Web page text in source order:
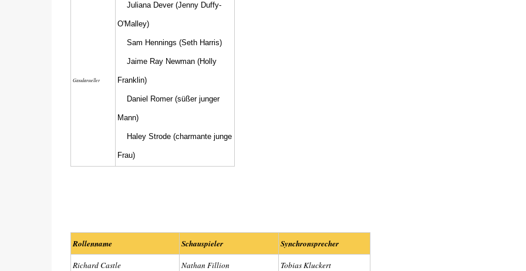
Gastdarsteller
Juliana Dever (Jenny Duffy-
O'Malley)
Sam Hennings (Seth Harris)
Jaime Ray Newman (Holly
Franklin)
Daniel Romer (süßer junger
Mann)
Haley Strode (charmante junge
Frau)
Rollenname Schauspieler Synchronsprecher
Richard Castle Nathan Fillion Tobias Kluckert